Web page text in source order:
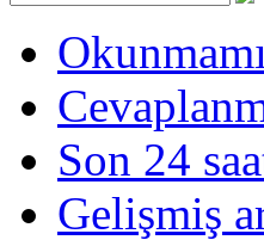
Son 24
Gelişmiş